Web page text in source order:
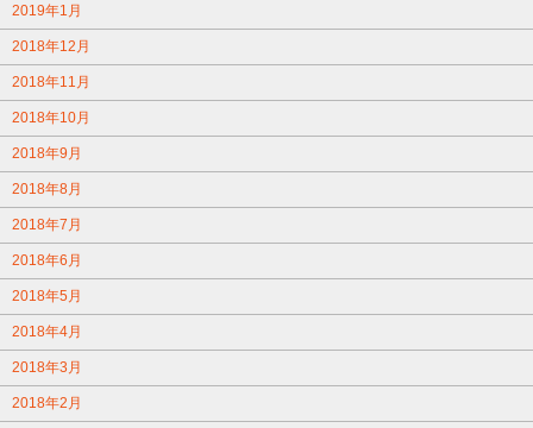
2019年1月
2018年12月
2018年11月
2018年10月
2018年9月
2018年8月
2018年7月
2018年6月
2018年5月
2018年4月
2018年3月
2018年2月